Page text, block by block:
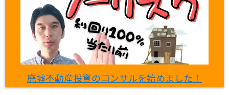
廃墟不動産投資のコンサルを始めました！